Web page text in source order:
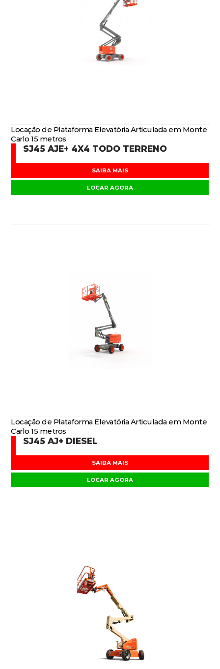
Locação de Plataforma Elevatória Articulada em Monte
Carlo 15 metros
SJ45 AJE+ 4X4 TODO TERRENO
SAIBA MAIS
LOCAR AGORA
Locação de Plataforma Elevatória Articulada em Monte
Carlo 15 metros
SJ45 AJ+ DIESEL
SAIBA MAIS
LOCAR AGORA